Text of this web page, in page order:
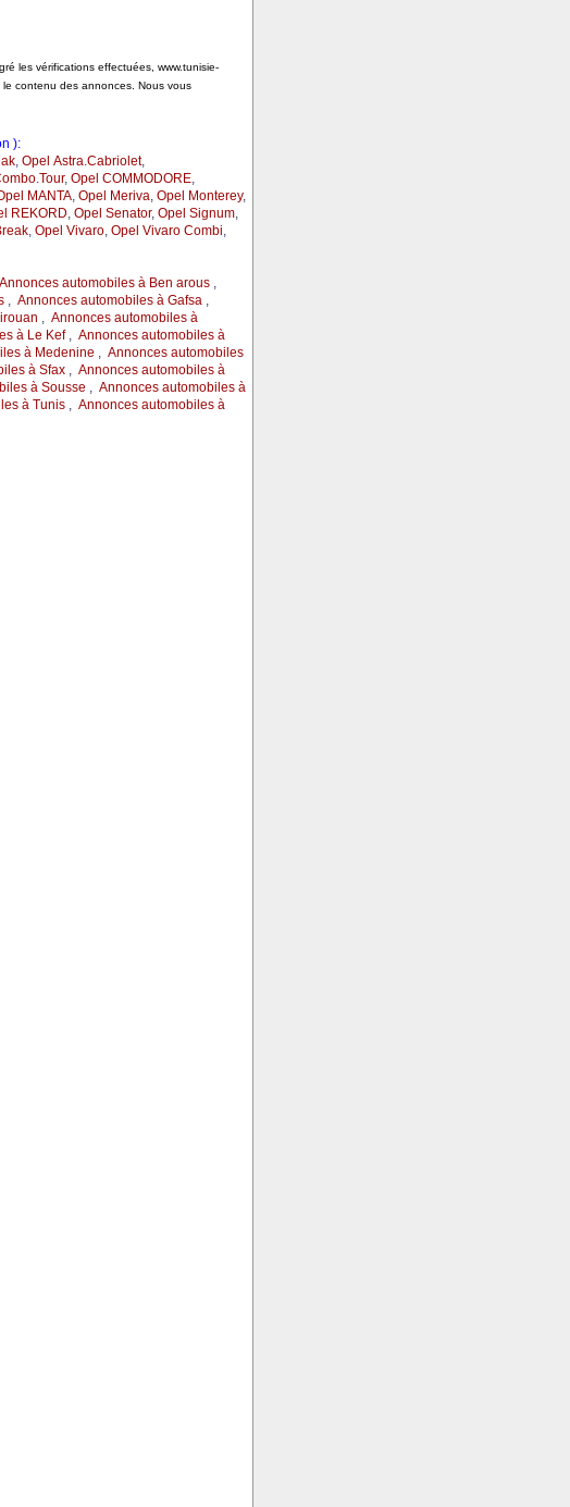
les vérifications effectuées, www.tunisie-
contenu des annonces. Nous vous
):
, Opel Astra.Cabriolet,
, Opel COMMODORE,
MANTA, Opel Meriva, Opel Monterey,
REKORD, Opel Senator, Opel Signum,
, Opel Vivaro, Opel Vivaro Combi,
Annonces automobiles à Ben arous,
, Annonces automobiles à Gafsa,
, Annonces automobiles à
à Le Kef, Annonces automobiles à
à Medenine , Annonces automobiles
à Sfax, Annonces automobiles à
à Sousse , Annonces automobiles à
à Tunis, Annonces automobiles à